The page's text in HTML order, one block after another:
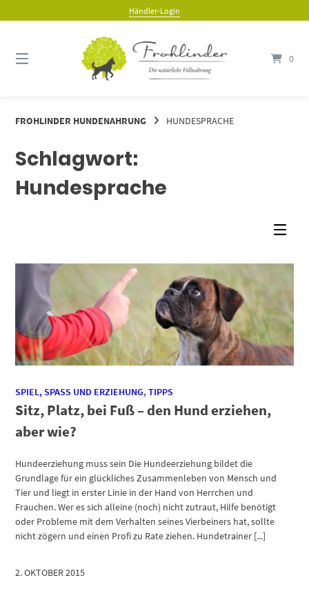
zum
Händler-Login
0
FROHLINDER HUNDENAHRUNG HUNDESPRACHE
Schlagwort:
Hundesprache
SPIEL, SPASS UND ERZIEHUNG ,TIPPS
Sitz, Platz, bei Fuß – den Hund erziehen,
aber wie?
Hundeerziehung muss sein Die Hundeerziehung bildet die
Grundlage für ein glückliches Zusammenleben von Mensch und
Tier und liegt in erster Linie in der Hand von Herrchen und
Frauchen. Wer es sich alleine (noch) nicht zutraut, Hilfe benötigt
oder Probleme mit dem Verhalten seines Vierbeiners hat, sollte
nicht zögern und einen Profi zu Rate ziehen. Hundetrainer [...]
2. OKTOBER 2015